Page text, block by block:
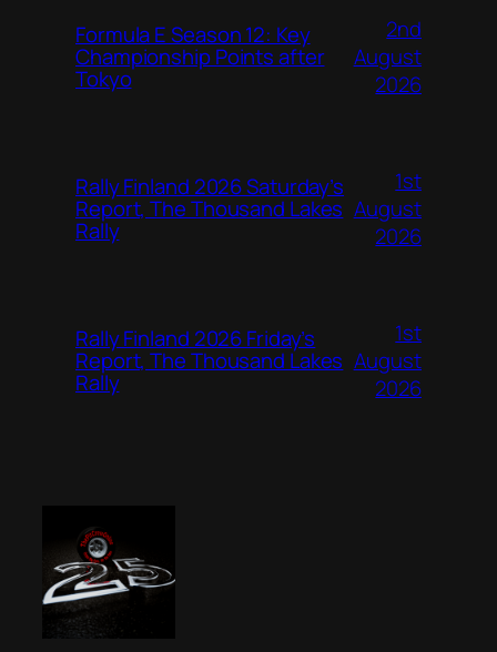
Formula E Season 12: Key
Championship Points after
Tokyo
2nd
August
2026
Rally Finland 2026 Saturday’s
Report, The Thousand Lakes
Rally
1st
August
2026
Rally Finland 2026 Friday’s
Report, The Thousand Lakes
Rally
1st
August
2026